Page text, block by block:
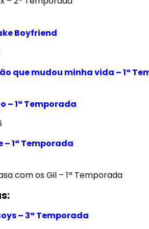
Boyfriend
que mudou minha vida – 1ª
– 1ª Temporada
– 1ª Temporada
com os Gil – 1ª Temporada
– 3ª Temporada